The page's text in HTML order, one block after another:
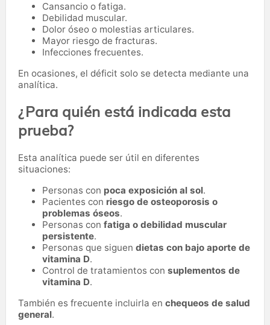
Cansancio o fatiga.
Debilidad muscular.
Dolor óseo o molestias articulares.
Mayor riesgo de fracturas.
Infecciones frecuentes.
En ocasiones, el déficit solo se detecta mediante una
analítica.
¿Para quién está indicada esta
prueba?
Esta analítica puede ser útil en diferentes
situaciones:
Personas con poca exposición al sol.
Pacientes con riesgo de osteoporosis o
problemas óseos.
Personas con fatiga o debilidad muscular
persistente.
Personas que siguen dietas con bajo aporte de
vitamina D.
Control de tratamientos con suplementos de
vitamina D.
También es frecuente incluirla en chequeos de salud
general.